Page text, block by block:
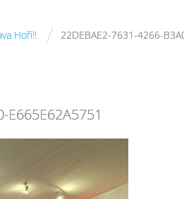
Hoří!! / 22DEBAE2-7631-4266-
E665E62A5751